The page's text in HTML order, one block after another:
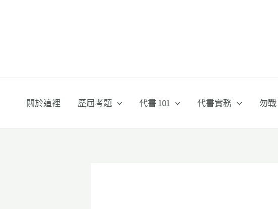
關於這裡
歷屆考題 代書 101 代書實務 勿戰